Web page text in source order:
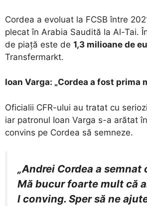
Cordea a evoluat la FCSB între
plecat în Arabia Saudită la Al-Tai.
de piață este de 1,3 milioane de
Transfermarkt.
Ioan Varga: „Cordea a fost prima
Oficialii CFR-ului au tratat cu
iar patronul Ioan Varga s-a arătat
convins pe Cordea să semneze.
„Andrei Cordea a semnat
Mă bucur foarte mult că
l conving. Sper să ne